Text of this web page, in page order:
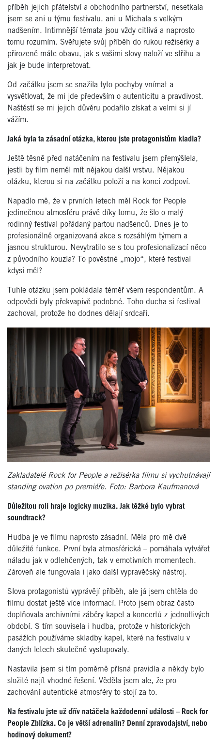
příběh jejich přátelství a obchodního partnerství, nesetkala
jsem se ani u týmu festivalu, ani u Michala s velkým
nadšením. Intimnější témata jsou vždy citlivá a naprosto
tomu rozumím. Svěřujete svůj příběh do rukou režisérky a
přirozeně máte obavu, jak s vašimi slovy naloží ve střihu a
jak je bude interpretovat.
Od začátku jsem se snažila tyto pochyby vnímat a
vysvětlovat, že mi jde především o autenticitu a pravdivost.
Naštěstí se mi jejich důvěru podařilo získat a velmi si jí
vážím.
Jaká byla ta zásadní otázka, kterou jste protagonistům kladla?
Ještě těsně před natáčením na festivalu jsem přemýšlela,
jestli by film neměl mít nějakou další vrstvu. Nějakou
otázku, kterou si na začátku položí a na konci zodpoví.
Napadlo mě, že v prvních letech mě l Rock for People
jedinečnou atmosféru právě díky tomu, že š lo o mal ý
rodinný festival pořádaný partou nadšenců. Dnes je to
profesionálně organizovaná akce s rozsá hl ým týmem a
jasnou strukturou. Nevytratilo se s tou profesionalizací něco
z původního kouzla? To pověstné „mojo“, které festival
kdysi mě l?
Tuhle otázku jsem pokládala téměř všem respondentům. A
odpovědi byly překvapivě podobné. Toho ducha si festival
zachoval, protože ho dodnes dělají srdcaři.
Zakladatelé Rock for People a režisérka filmu si vychutnávají
standing ovation po premiéře. Foto: Barbora Kaufmanová
Důležitou roli hraje logicky muzika. Jak těžké bylo vybrat
soundtrack?
Hudba je ve filmu naprosto zásadní. Měla pro mě dvě
důležité funkce. První byla atmosférická – pomáhala vytvářet
náladu jak v odlehčených, tak v emotivních momentech.
Zároveň ale fungovala i jako další vypravěčský nástroj.
Slova protagonistů vyprávějí příběh, ale já jsem chtěla do
filmu dostat ještě více informací. Proto jsem obraz často
doplňovala archivními záběry kapel a koncertů z jednotlivých
období. S tím souvisela i hudba, protože v historických
pasážích používáme skladby kapel, které na festivalu v
daných letech skutečně vystupovaly.
Nastavila jsem si tím poměrně přísná pravidla a někdy bylo
složité najít vhodné řešení. Věděla jsem ale, že pro
zachování autentické atmosféry to stojí za to.
Na festivalu jste už dřív natáčela každodenní události – Rock for
People Zbl ízka. Co je větší adrenalin? Denní zpravodajství, nebo
hodinový dokument?